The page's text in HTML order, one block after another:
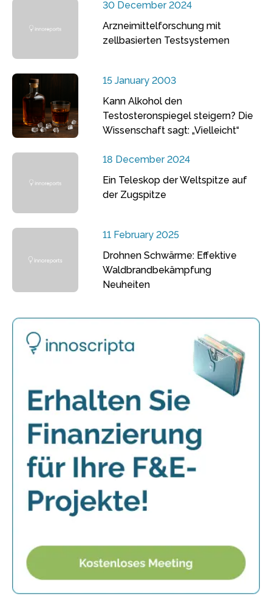
30 December 2024
Arzneimittelforschung mit
zellbasierten Testsystemen
15 January 2003
Kann Alkohol den
Testosteronspiegel steigern? Die
Wissenschaft sagt: „Vielleicht“
18 December 2024
Ein Teleskop der Weltspitze auf
der Zugspitze
11 February 2025
Drohnen Schwärme: Effektive
Waldbrandbekämpfung
Neuheiten